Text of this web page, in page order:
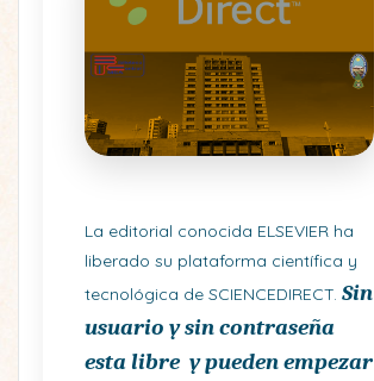
La editorial conocida ELSEVIER ha
liberado su plataforma científica y
tecnológica de SCIENCEDIRECT. Sin
usuario y sin contraseña
esta libre y pueden empezar